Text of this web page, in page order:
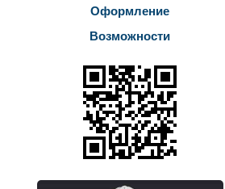
Оформление
Возможности